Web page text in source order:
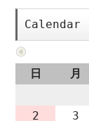
Calendar
日
月
2
3